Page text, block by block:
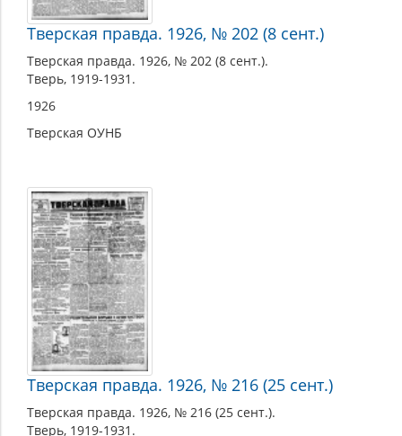
Тверская правда. 1926, № 202 (8 сент.)
Тверская правда. 1926, № 202 (8 сент.).
Тверь, 1919-1931.
1926
Тверская ОУНБ
Тверская правда. 1926, № 216 (25 сент.)
Тверская правда. 1926, № 216 (25 сент.).
Тверь, 1919-1931.